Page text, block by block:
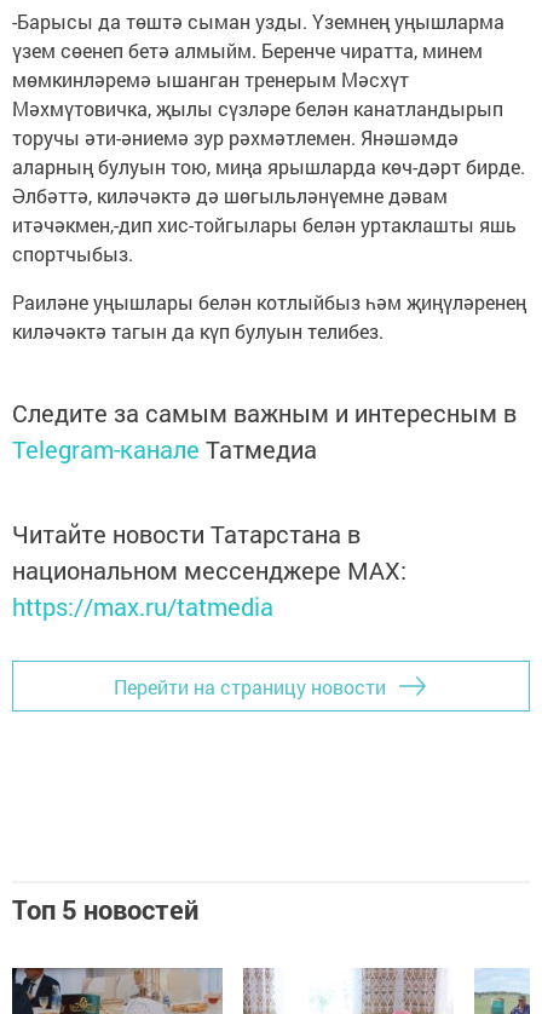
-Барысы да төштә сыман узды. Үземнең уңышларма
үзем сөенеп бетә алмыйм. Беренче чиратта, минем
мөмкинләремә ышанган тренерым Мәсхүт
Мәхмүтовичка, җылы сүзләре белән канатландырып
торучы әти-әниемә зур рәхмәтлемен. Янәшәмдә
аларның булуын тою, миңа ярышларда көч-дәрт бирде.
Әлбәттә, киләчәктә дә шөгыльләнүемне дәвам
итәчәкмен,-дип хис-тойгылары белән уртаклашты яшь
спортчыбыз.
Раиләне уңышлары белән котлыйбыз һәм җиңүләренең
киләчәктә тагын да күп булуын телибез.
Следите за самым важным и интересным в
Telegram-канале Татмедиа
Читайте новости Татарстана в
национальном мессенджере MАХ:
https://max.ru/tatmedia
Перейти на страницу новости
Топ 5 новостей